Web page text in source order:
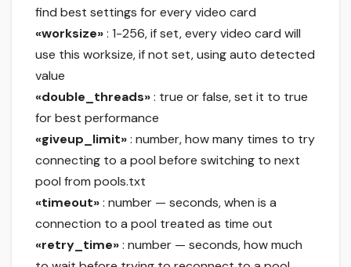
find best settings for every video card
«worksize»: 1-256, if set, every video card will
use this worksize, if not set, using auto detected
value
«double_threads»: true or false, set it to true
for best performance
«giveup_limit»: number, how many times to try
connecting to a pool before switching to next
pool from pools.txt
«timeout»: number — seconds, when is a
connection to a pool treated as time out
«retry_time»: number — seconds, how much